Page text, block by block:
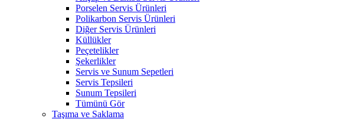
Porselen Servis Ürünleri
Polikarbon Servis Ürünleri
Diğer Servis Ürünleri
Küllükler
Peçetelikler
Şekerlikler
Servis ve Sunum Sepetleri
Servis Tepsileri
Sunum Tepsileri
Tümünü Gör
Taşıma ve Saklama